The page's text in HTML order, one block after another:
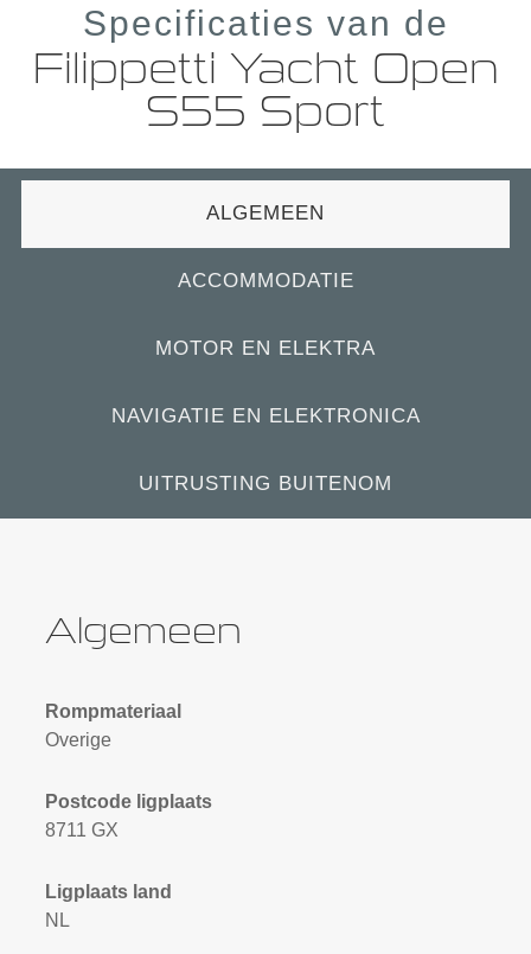
Specificaties van de
Filippetti Yacht Open
S55 Sport
Algemeen
Rompmateriaal
Overige
Postcode ligplaats
8711 GX
Ligplaats land
NL
ALGEMEEN
ACCOMMODATIE
MOTOR EN ELEKTRA
NAVIGATIE EN ELEKTRONICA
UITRUSTING BUITENOM